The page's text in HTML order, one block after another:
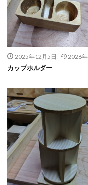
2025年12月5日 2026
カップホルダー